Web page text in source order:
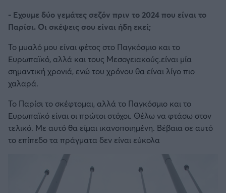
- Εχουμε δύο γεμάτες σεζόν πριν το 2024 που είναι το
Παρίσι. Οι σκέψεις σου είναι ήδη εκεί;
Το μυαλό μου είναι φέτος στο Παγκόσμιο και το
Ευρωπαϊκό, αλλά και τους Μεσογειακούς.είναι μία
σημαντική χρονιά, ενώ του χρόνου θα είναι λίγο πιο
χαλαρά.
Το Παρίσι το σκέφτομαι, αλλά το Παγκόσμιο και το
Ευρωπαϊκό είναι οι πρώτοι στόχοι. Θέλω να φτάσω στον
τελικό. Με αυτό θα είμαι ικανοποιημένη. Βέβαια σε αυτό
το επίπεδο τα πράγματα δεν είναι εύκολα